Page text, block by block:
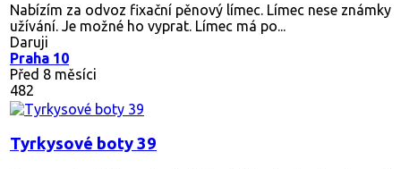
Nabízím za odvoz fixační pěnový límec. Límec nese známky
užívání. Je možné ho vyprat. Límec má po...
Daruji
Praha 10
Před 8 měsíci
482
Tyrkysové boty 39